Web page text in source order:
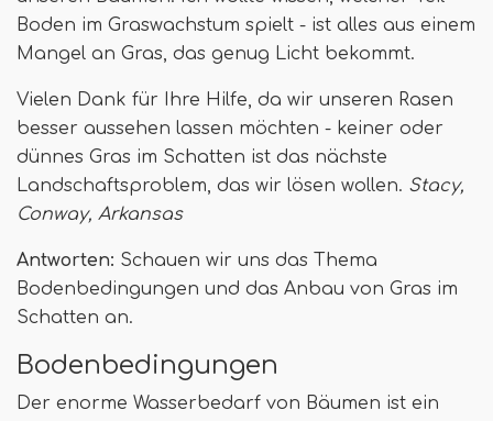
Boden im Graswachstum spielt - ist alles aus einem
Mangel an Gras, das genug Licht bekommt.
Vielen Dank für Ihre Hilfe, da wir unseren Rasen
besser aussehen lassen möchten - keiner oder
dünnes Gras im Schatten ist das nächste
Landschaftsproblem, das wir lösen wollen. Stacy,
Conway, Arkansas
Antworten: Schauen wir uns das Thema
Bodenbedingungen und das Anbau von Gras im
Schatten an.
Bodenbedingungen
Der enorme Wasserbedarf von Bäumen ist ein